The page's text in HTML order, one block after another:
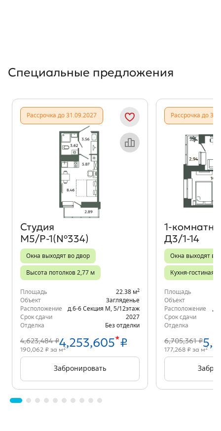
Специальные предложения
Рассрочка до 31.09.2027
Объект месяца
Студия
М5/Р-1(№334)
Окна выходят во двор
Высота потолков 2,77 м
Площадь 22.38 м2
Объект
Загляденье
Расположение
д.6-6 Секция М 5/12этаж
Срок сдачи
2027
Отделка
Без отделки
4,623,484 ₽4,253,605*₽
190,062 ₽ за м2
Забронировать
Рассрочка до
Д3/1-14
Окна выходят во
Кухня-гостиная
Площадь
Объект
Расположение
Срок сдачи
Отделка
6,705,361 ₽
177,268 ₽ за м2